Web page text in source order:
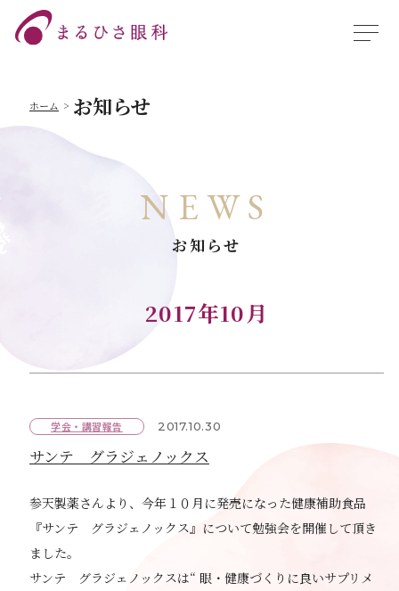
ホーム お知らせ
NEWS
お知らせ
2017年10月
学会・講習報告 2017.10.30
サンテ グラジェノックス
参天製薬さんより、今年１０月に発売になった健康補助食品
『サンテ グラジェノックス』について勉強会を開催して頂き
ました。
サンテ グラジェノックスは“ 眼・健康づくりに良いサプリメ